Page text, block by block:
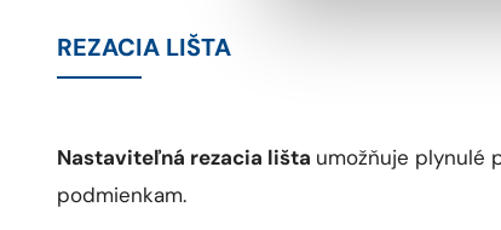
REZACIA LIŠTA
Nastaviteľná rezacia lišta umožňuje plynulé
podmienkam.